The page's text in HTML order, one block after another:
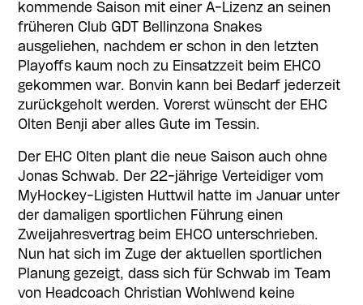
kommende Saison mit einer A-Lizenz an seinen
früheren Club GDT Bellinzona Snakes
ausgeliehen, nachdem er schon in den letzten
Playoffs kaum noch zu Einsatzzeit beim EHCO
gekommen war. Bonvin kann bei Bedarf jederzeit
zurückgeholt werden. Vorerst wünscht der EHC
Olten Benji aber alles Gute im Tessin.
Der EHC Olten plant die neue Saison auch ohne
Jonas Schwab. Der 22-jährige Verteidiger vom
MyHockey-Ligisten Huttwil hatte im Januar unter
der damaligen sportlichen Führung einen
Zweijahresvertrag beim EHCO unterschrieben.
Nun hat sich im Zuge der aktuellen sportlichen
Planung gezeigt, dass sich für Schwab im Team
von Headcoach Christian Wohlwend keine